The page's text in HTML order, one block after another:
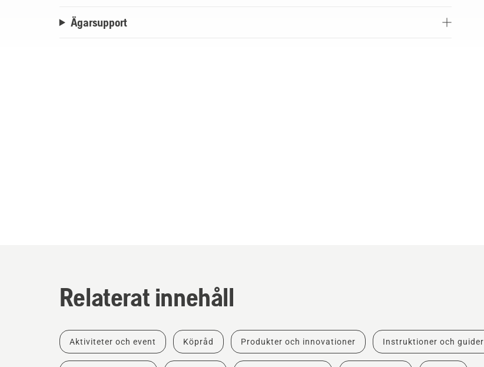
Ägarsupport
Relaterat innehåll
Aktiviteter och event Köpråd Produkter och innovationer Instruktioner och guider